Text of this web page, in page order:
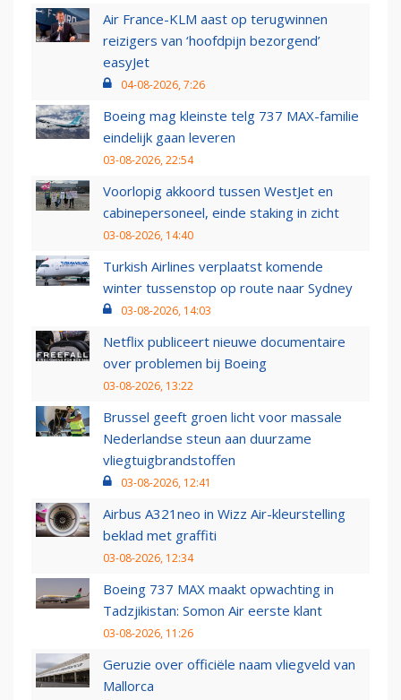
Air France-KLM aast op terugwinnen
reizigers van ‘hoofdpijn bezorgend’
easyJet
04-08-2026, 7:26
Boeing mag kleinste telg 737 MAX-familie
eindelijk gaan leveren
03-08-2026, 22:54
Voorlopig akkoord tussen WestJet en
cabinepersoneel, einde staking in zicht
03-08-2026, 14:40
Turkish Airlines verplaatst komende
winter tussenstop op route naar Sydney
03-08-2026, 14:03
Netflix publiceert nieuwe documentaire
over problemen bij Boeing
03-08-2026, 13:22
Brussel geeft groen licht voor massale
Nederlandse steun aan duurzame
vliegtuigbrandstoffen
03-08-2026, 12:41
Airbus A321neo in Wizz Air-kleurstelling
beklad met graffiti
03-08-2026, 12:34
Boeing 737 MAX maakt opwachting in
Tadzjikistan: Somon Air eerste klant
03-08-2026, 11:26
Geruzie over officiële naam vliegveld van
Mallorca